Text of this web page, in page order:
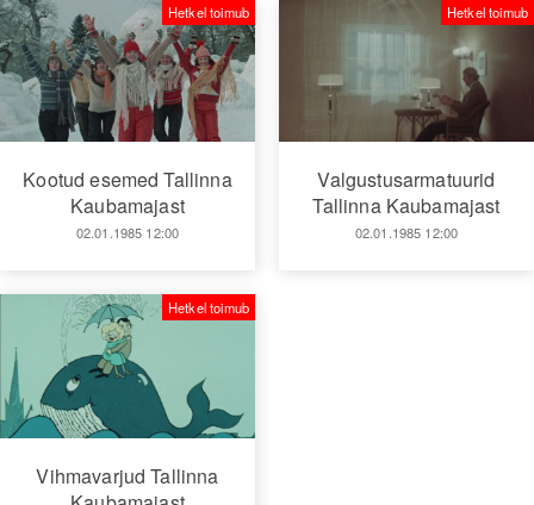
Kootud esemed Tallinna
Kaubamajast
02.01.1985 12:00
Hetkel toimub
Valgustusarmatuurid
Tallinna Kaubamajast
02.01.1985 12:00
Hetkel toimub
Vihmavarjud Tallinna
Hetkel toimub